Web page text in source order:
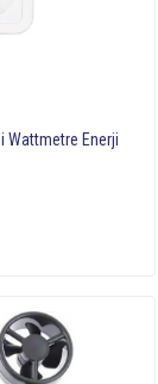
Wattmetre Enerji